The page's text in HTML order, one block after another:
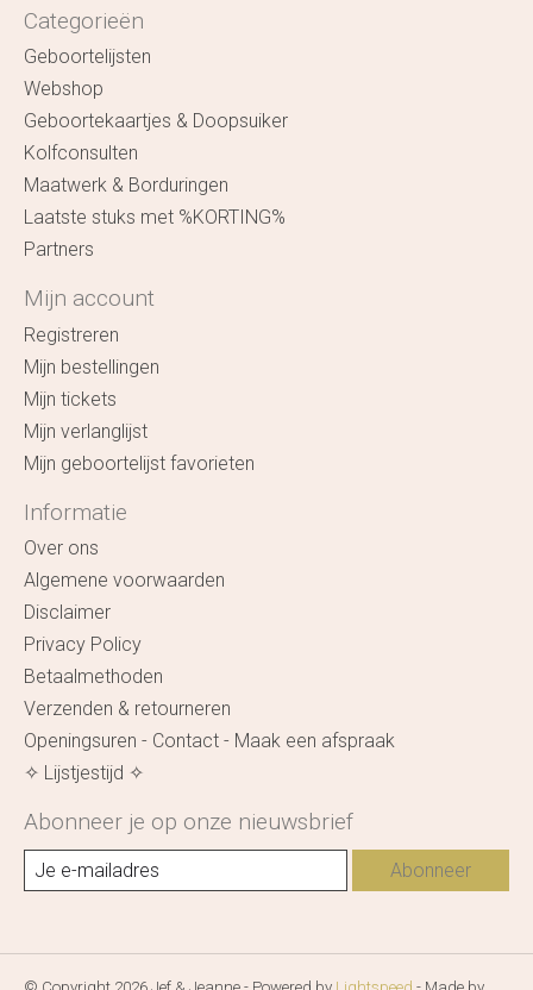
Categorieën
Geboortelijsten
Webshop
Geboortekaartjes & Doopsuiker
Kolfconsulten
Maatwerk & Borduringen
Laatste stuks met %KORTING%
Partners
Mijn account
Registreren
Mijn bestellingen
Mijn tickets
Mijn verlanglijst
Mijn geboortelijst favorieten
Informatie
Over ons
Algemene voorwaarden
Disclaimer
Privacy Policy
Betaalmethoden
Verzenden & retourneren
Openingsuren - Contact - Maak een afspraak
✧ Lijstjestijd ✧
Abonneer je op onze nieuwsbrief
Abonneer